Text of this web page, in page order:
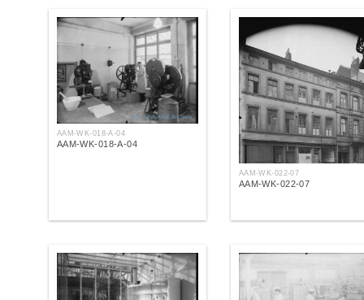
AAM-WK-018-A-04
AAM-WK-018-A-04
AAM-WK-022-07
AAM-WK-022-07